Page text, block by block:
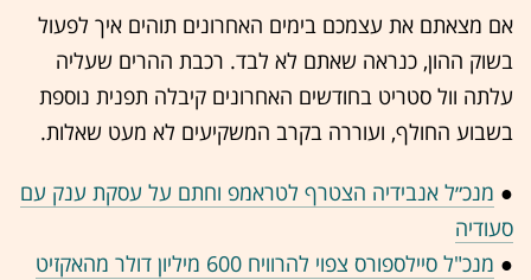
אם מצאתם את עצמכם בימים האחרונים תוהים איך לפעול
בשוק ההון, כנראה שאתם לא לבד. רכבת ההרים שעליה
עלתה וול סטריט בחודשים האחרונים קיבלה תפנית נוספת
בשבוע החולף, ועוררה בקרב המשקיעים לא מעט שאלות.
● מנכ״ל אנבידיה הצטרף לטראמפ וחתם על עסקת ענק עם
סעודיה
●
מנכ"ל סיילספורס צפוי להרוויח 600 מיליון דולר מהאקזיט